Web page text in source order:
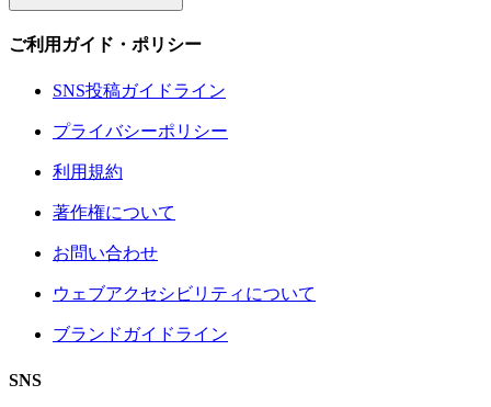
ご利用ガイド・ポリシー
SNS投稿ガイドライン
プライバシーポリシー
利用規約
著作権について
お問い合わせ
ウェブアクセシビリティについて
ブランドガイドライン
SNS